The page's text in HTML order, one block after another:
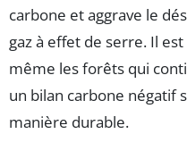
carbone et aggrave le
gaz à effet de serre. Il
même les forêts qui
un bilan carbone négatif
manière durable.